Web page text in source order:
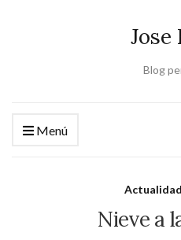
Jose
Blog
Menú
Actualidad
Nieve a